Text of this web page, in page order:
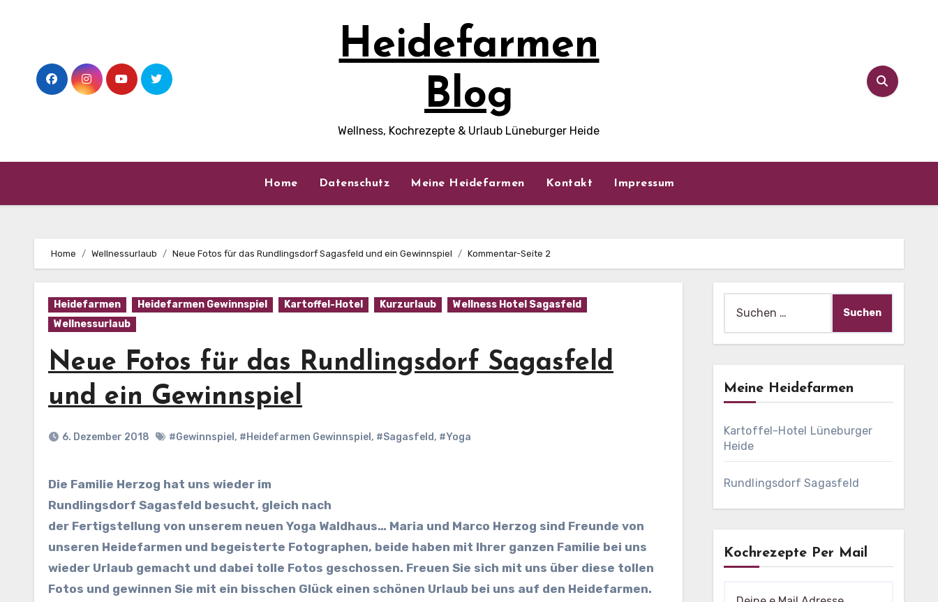
Heidefarmen
Blog
Wellness, Kochrezepte & Urlaub Lüneburger Heide
Home Datenschutz Meine Heidefarmen Kontakt Impressum
Home Wellnessurlaub Neue Fotos für das Rundlingsdorf Sagasfeld und ein Gewinnspiel Kommentar-Seite 2
Heidefarmen Heidefarmen Gewinnspiel Kartoffel-Hotel Kurzurlaub
Wellness Hotel Sagasfeld
Wellnessurlaub
Neue Fotos für das Rundlingsdorf Sagasfeld
und ein Gewinnspiel
6. Dezember 2018 #Gewinnspiel , #Heidefarmen Gewinnspiel , #Sagasfeld, #Yoga
Die Familie Herzog hat uns wieder im
Rundlingsdorf Sagasfeld besucht, gleich nach
der Fertigstellung von unserem neuen Yoga Waldhaus… Maria und Marco Herzog sind Freunde von
unseren Heidefarmen und begeisterte Fotographen, beide haben mit Ihrer ganzen Familie bei uns
wieder Urlaub gemacht und dabei tolle Fotos geschossen. Freuen Sie sich mit uns über diese tollen
Fotos und gewinnen Sie mit ein bisschen Glück einen schönen Urlaub bei uns auf den Heidefarmen.
nach:
Meine Heidefarmen
Kartoffel-Hotel Lüneburger
Heide
Rundlingsdorf Sagasfeld
Kochrezepte Per Mail